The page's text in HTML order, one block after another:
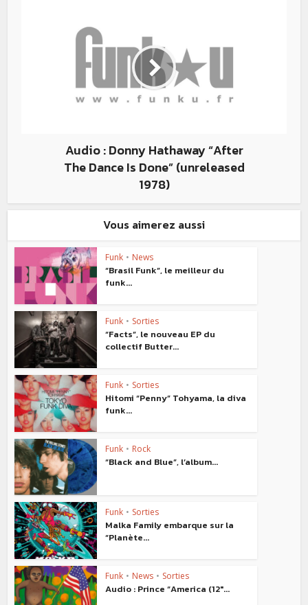
Audio : Donny Hathaway “After
The Dance Is Done” (unreleased
1978)
Vous aimerez aussi
Funk • News
“Brasil Funk”, le meilleur du
funk...
Funk • Sorties
“Facts”, le nouveau EP du
collectif Butter...
Funk • Sorties
Hitomi “Penny” Tohyama, la diva
funk...
Funk • Rock
“Black and Blue”, l’album...
Funk • Sorties
Malka Family embarque sur la
“Planète...
Funk • News • Sorties
Audio : Prince “America (12″...